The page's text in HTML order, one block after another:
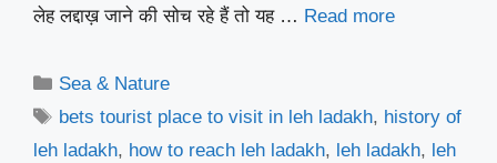
लेह लद्दाख़ जाने की सोच रहे हैं तो यह … Read more
Categories
Sea & Nature
Tags
bets tourist place to visit in leh ladakh, history of
leh ladakh, how to reach leh ladakh, leh ladakh, leh